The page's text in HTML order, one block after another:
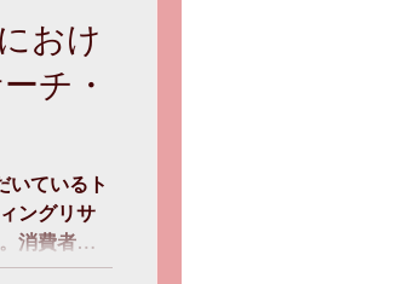
おけ
チ・
いているト
ングリサ
消費者の
行うお役